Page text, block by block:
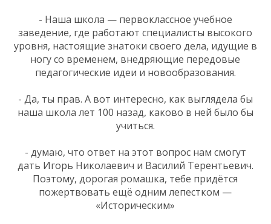
- Наша школа — первоклассное учебное
заведение, где работают специалисты высокого
уровня, настоящие знатоки своего дела, идущие в
ногу со временем, внедряющие передовые
педагогические идеи и новообразования.
- Да, ты прав. А вот интересно, как выглядела бы
наша школа лет 100 назад, каково в ней было бы
учиться.
- думаю, что ответ на этот вопрос нам смогут
дать Игорь Николаевич и Василий Терентьевич.
Поэтому, дорогая ромашка, тебе придётся
пожертвовать ещё одним лепестком —
«Историческим»